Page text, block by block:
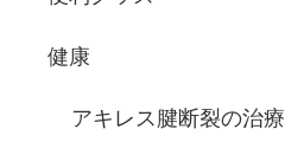
健康
アキレス腱断裂の治療